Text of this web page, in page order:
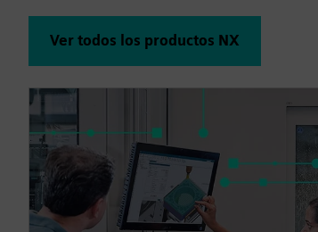
Ver todos los productos NX